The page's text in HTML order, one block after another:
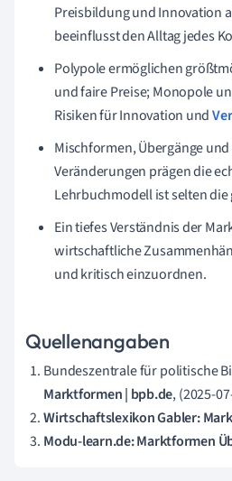
Preisbildung und Innovation
beeinflusst den Alltag jedes
Polypole ermöglichen
und faire Preise; Monopole
Risiken für Innovation und
Mischformen, Übergänge
Veränderungen prägen die
Lehrbuchmodell ist selten
Ein tiefes Verständnis der
wirtschaftliche
und kritisch einzuordnen.
Quellenangaben
Bundeszentrale für politische
Marktformen | bpb.de, (2025-
Wirtschaftslexikon Gabler:
Modu-learn.de: Marktformen